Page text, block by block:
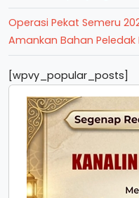
Operasi Pekat Semeru
Amankan Bahan Peledak
[wpvy_popular_posts]